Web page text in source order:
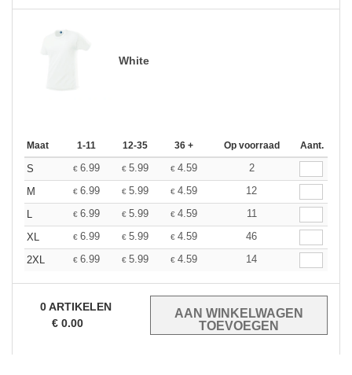
White
Maat 1-11 12-35 36 + Op voorraad Aant.
S € 6.99 € 5.99 € 4.59
2
M
€ 6.99 € 5.99 € 4.59
12
L
€ 6.99 € 5.99 € 4.59
11
XL
€ 6.99 € 5.99 € 4.59
46
2XL
€ 6.99 € 5.99 € 4.59 14
0ARTIKELEN
€ 0.00